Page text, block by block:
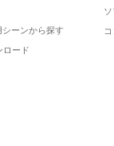
ーンから探す
ロード